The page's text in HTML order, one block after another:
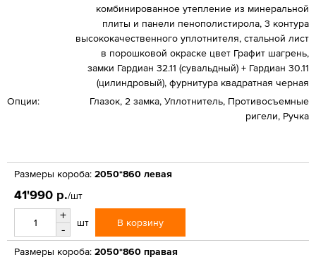
комбинированное утепление из минеральной
плиты и панели пенополистирола, 3 контура
высококачественного уплотнителя, стальной лист
в порошковой окраске цвет Графит шагрень,
замки Гардиан 32.11 (сувальдный) + Гардиан 30.11
(цилиндровый), фурнитура квадратная черная
Опции:
Глазок, 2 замка, Уплотнитель, Противосъемные
ригели, Ручка
Размеры короба: 2050*860 левая
41'990 р./шт
+
-
шт В корзину
Размеры короба: 2050*860 правая